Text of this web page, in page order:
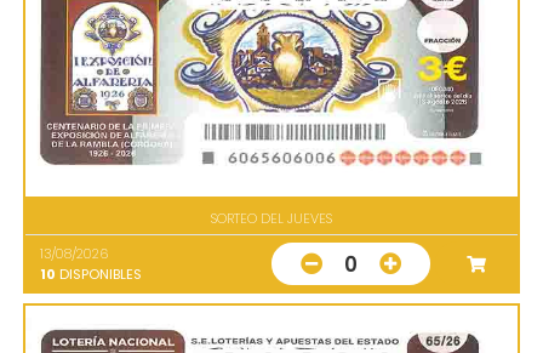
SORTEO DEL JUEVES
13/08/2026
10 DISPONIBLES 0